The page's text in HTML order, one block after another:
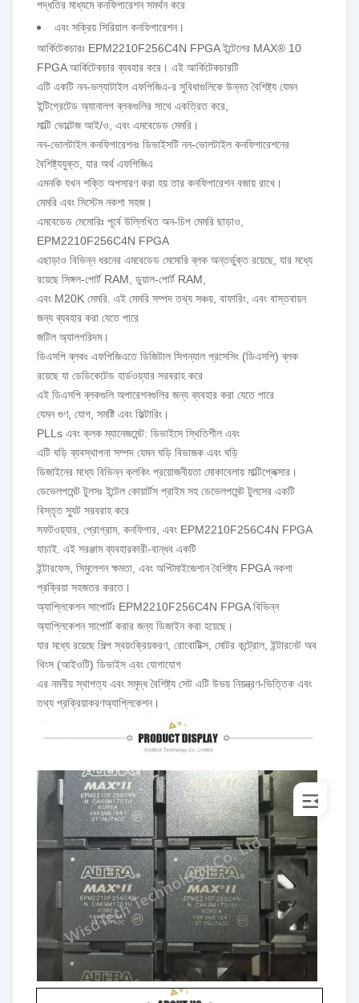
পদ্ধতির মাধ্যমে কনফিগারেশন সমর্থন করে
এবং সক্রিয় সিরিয়াল কনফিগারেশন।
আর্কিটেকচারঃ EPM2210F256C4N FPGA ইন্টেলের MAX® 10
FPGA আর্কিটেকচার ব্যবহার করে। এই আর্কিটেকচারটি
এটি একটি নন-ভল্যাটাইল এফপিজিএ-র সুবিধাগুলিকে উন্নত বৈশিষ্ট্য যেমন
ইন্টিগ্রেটেড অ্যানালগ ব্লকগুলির সাথে একত্রিত করে,
মাল্টি ভোল্টেজ আই/ও, এবং এমবেডেড মেমরি।
নন-ভোলটাইল কনফিগারেশনঃ ডিভাইসটি নন-ভোলটাইল কনফিগারেশনের
বৈশিষ্ট্যযুক্ত, যার অর্থ এফপিজিএ
এমনকি যখন শক্তি অপসারণ করা হয় তার কনফিগারেশন বজায় রাখে।
মেমরি এবং সিস্টেম নকশা সহজ।
এমবেডেড মেমোরিঃ পূর্বে উল্লিখিত অন-চিপ মেমরি ছাড়াও,
EPM2210F256C4N FPGA
এছাড়াও বিভিন্ন ধরনের এমবেডেড মেমোরি ব্লক অন্তর্ভুক্ত রয়েছে, যার মধ্যে
রয়েছে সিঙ্গল-পোর্ট RAM, ডুয়াল-পোর্ট RAM,
এবং M20K মেমরি. এই মেমরি সম্পদ তথ্য সঞ্চয়, বাফারিং, এবং বাস্তবায়ন
জন্য ব্যবহার করা যেতে পারে
জটিল অ্যালগরিদম।
ডিএসপি ব্লকঃ এফপিজিএতে ডিজিটাল সিগন্যাল প্রসেসিং (ডিএসপি) ব্লক
রয়েছে যা ডেডিকেটেড হার্ডওয়্যার সরবরাহ করে
এই ডিএসপি ব্লকগুলি অপারেশনগুলির জন্য ব্যবহার করা যেতে পারে
যেমন গুণ, যোগ, সমষ্টি এবং ফিল্টারিং।
PLLs এবং ক্লক ম্যানেজমেন্ট: ডিভাইসে স্থিতিশীল এবং
এটি ঘড়ি ব্যবস্থাপনা সম্পদ যেমন ঘড়ি বিভাজক এবং ঘড়ি
ডিজাইনের মধ্যে বিভিন্ন ক্লকিং প্রয়োজনীয়তা মোকাবেলায় মাল্টিপ্লেক্সার।
ডেভেলপমেন্ট টুলসঃ ইন্টেল কোয়ার্টস প্রাইম সহ ডেভেলপমেন্ট টুলসের একটি
বিস্তৃত স্যুট সরবরাহ করে
সফটওয়্যার, প্রোগ্রাম, কনফিগার, এবং EPM2210F256C4N FPGA
যাচাই. এই সরঞ্জাম ব্যবহারকারী-বান্ধব একটি
ইন্টারফেস, সিমুলেশন ক্ষমতা, এবং অপ্টিমাইজেশান বৈশিষ্ট্য FPGA নকশা
প্রক্রিয়া সহজতর করতে।
অ্যাপ্লিকেশন সাপোর্টঃ EPM2210F256C4N FPGA বিভিন্ন
অ্যাপ্লিকেশন সাপোর্ট করার জন্য ডিজাইন করা হয়েছে।
যার মধ্যে রয়েছে শিল্প স্বয়ংক্রিয়করণ, রোবোটিক্স, মোটর কন্ট্রোল, ইন্টারনেট অব
থিংস (আইওটি) ডিভাইস এবং যোগাযোগ
এর নমনীয় স্থাপত্য এবং সমৃদ্ধ বৈশিষ্ট্য সেট এটি উভয় নিয়ন্ত্রণ-ভিত্তিক এবং
তথ্য প্রক্রিয়াকরণঅ্যাপ্লিকেশন।